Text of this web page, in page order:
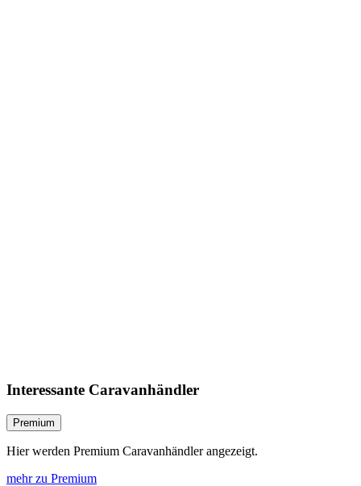
Interessante Caravanhändler
Premium
Hier werden Premium Caravanhändler angezeigt.
mehr zu Premium